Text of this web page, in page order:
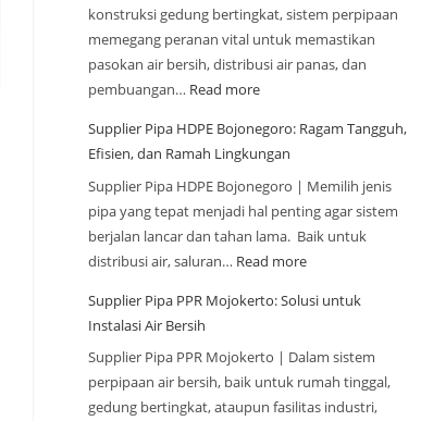
konstruksi gedung bertingkat, sistem perpipaan
memegang peranan vital untuk memastikan
pasokan air bersih, distribusi air panas, dan
pembuangan… Read more
Supplier Pipa HDPE Bojonegoro: Ragam Tangguh,
Efisien, dan Ramah Lingkungan
Supplier Pipa HDPE Bojonegoro | Memilih jenis
pipa yang tepat menjadi hal penting agar sistem
berjalan lancar dan tahan lama. Baik untuk
distribusi air, saluran… Read more
Supplier Pipa PPR Mojokerto: Solusi untuk
Instalasi Air Bersih
Supplier Pipa PPR Mojokerto | Dalam sistem
perpipaan air bersih, baik untuk rumah tinggal,
gedung bertingkat, ataupun fasilitas industri,